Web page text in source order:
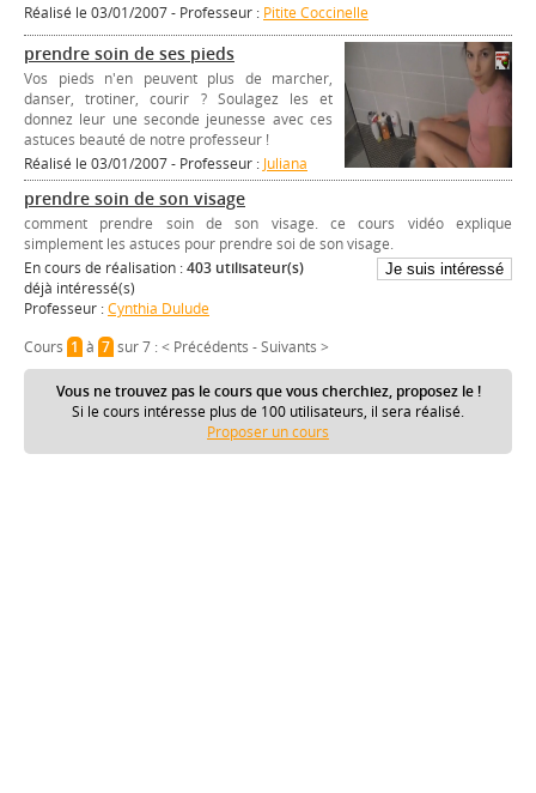
Réalisé le 03/01/2007 - Professeur : Pitite Coccinelle
prendre soin de ses pieds
Vos pieds n'en peuvent plus de marcher,
danser, trotiner, courir ? Soulagez les et
donnez leur une seconde jeunesse avec ces
astuces beauté de notre professeur !
Réalisé le 03/01/2007 - Professeur : Juliana
prendre soin de son visage
comment prendre soin de son visage. ce cours vidéo explique
simplement les astuces pour prendre soi de son visage.
En cours de réalisation :403 utilisateur(s)
déjà intéressé(s)
Professeur :Cynthia Dulude
Cours 1à 7sur 7 :< Précédents -Suivants >
Vous ne trouvez pas le cours que vous cherchiez, proposez le !
Si le cours intéresse plus de 100 utilisateurs, il sera réalisé.
Proposer un cours